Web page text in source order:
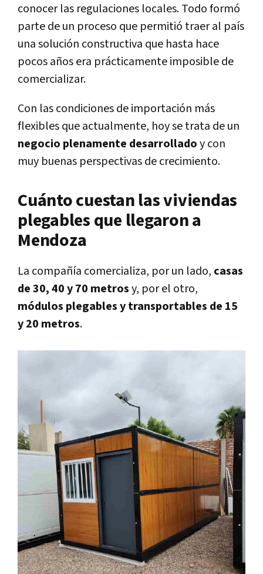
conocer las regulaciones locales. Todo formó
parte de un proceso que permitió traer al país
una solución constructiva que hasta hace
pocos años era prácticamente imposible de
comercializar.
Con las condiciones de importación más
flexibles que actualmente, hoy se trata de un
negocio plenamente desarrolladoy con
muy buenas perspectivas de crecimiento.
Cuánto cuestan las viviendas
plegables que llegaron a
Mendoza
La compañía comercializa, por un lado, casas
de 30, 40 y 70 metrosy, por el otro,
módulos plegables y transportables de 15
y 20 metros.